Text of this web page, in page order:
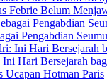
Febrie Belum
Pengabdian
Hari Bersejarah